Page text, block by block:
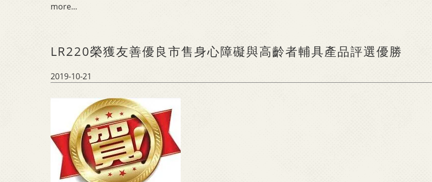
more...
LR220榮獲友善優良市售身心障礙與高齡者輔具產品評選優勝
2019-10-21